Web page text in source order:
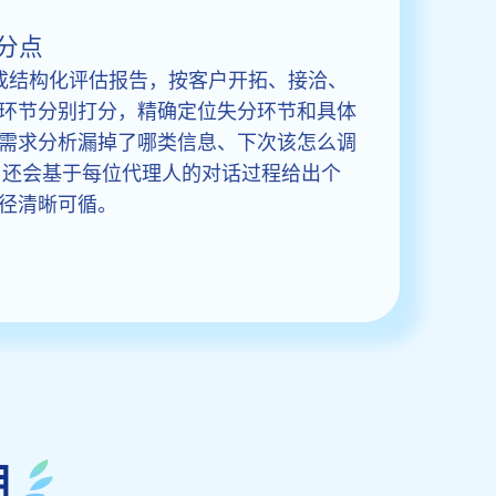
点
构化评估报告，按客户开拓、接洽、
节分别打分，精确定位失分环节和具体
求分析漏掉了哪类信息、下次该怎么调
会基于每位代理人的对话过程给出个
清晰可循。